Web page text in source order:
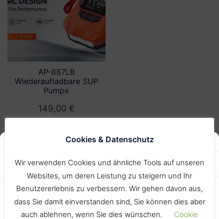
Manage Consent
Wir verwenden Cookies, um unsere Website und unseren Service zu
optimieren.
ALLE COOKIES
DENY
AP-887LB
Wiederaufladbare SUP
Pumpe
149,00 €
Cookies & Datenschutz
Wir verwenden Cookies und ähnliche Tools auf unseren
Websites, um deren Leistung zu steigern und Ihr
Benutzererlebnis zu verbessern. Wir gehen davon aus,
dass Sie damit einverstanden sind, Sie können dies aber
auch ablehnen, wenn Sie dies wünschen.
Cookie